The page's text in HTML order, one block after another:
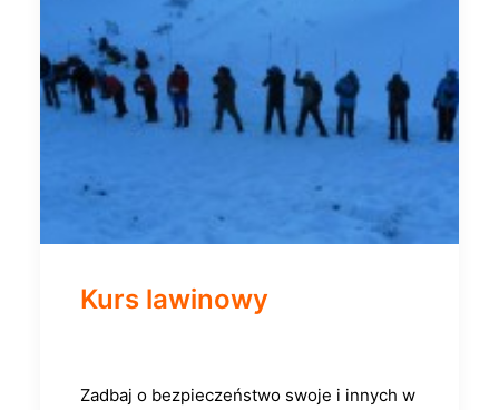
Kurs lawinowy
Zadbaj o bezpieczeństwo swoje i innych w